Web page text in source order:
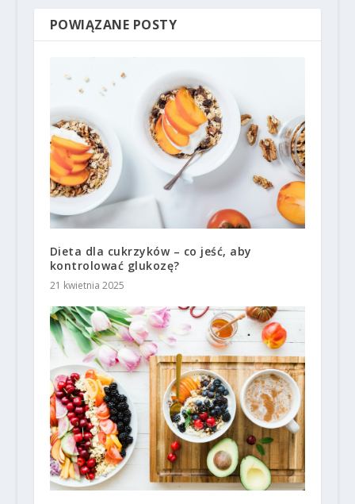
POWIĄZANE POSTY
Dieta dla cukrzyków – co jeść, aby
kontrolować glukozę?
21 kwietnia 2025